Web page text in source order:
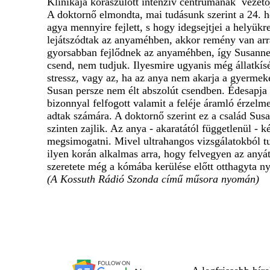
A doktornő elmondta, mai tudásunk szerint a 24.
agya mennyire fejlett, s hogy idegsejtjei a
lejátszódtak az anyaméhben, akkor remény van
gyorsabban fejlődnek az anyaméhben, így
csend, nem tudjuk. Ilyesmire ugyanis még
stressz, vagy az, ha az anya nem akarja a
Susan persze nem élt abszolút csendben.
bizonnyal felfogott valamit a feléje áramló
adtak számára. A doktornő szerint ez a család
szinten zajlik. Az anya - akaratától függetlenül -
megsimogatni. Mivel ultrahangos vizsgálatokból
ilyen korán alkalmas arra, hogy felvegyen az
szeretete még a kómába kerülése előtt otthagyta
(A Kossuth Rádió Szonda című műsora nyomán)